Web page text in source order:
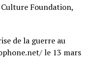
Foundation,
de la guerre au
le 13 mars